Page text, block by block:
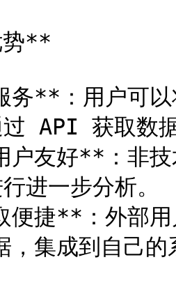
**
**：用户可以
过 API 获取数
友好**：非技
进一步分析。
捷**：外部
集成到自己的